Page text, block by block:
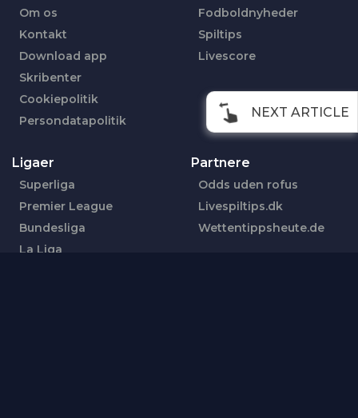
NEXT ARTICLE
Om os
Kontakt
Download app
Skribenter
Cookiepolitik
Persondatapolitik
Fodboldnyheder
Spiltips
Livescore
Ligaer
Superliga
Premier League
Bundesliga
La Liga
Partnere
Odds uden rofus
Livespiltips.dk
Wettentippsheute.de